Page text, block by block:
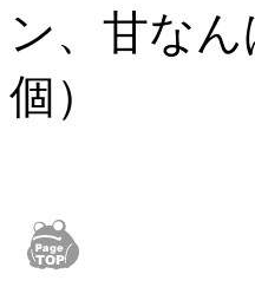
ン、甘な
個 ）